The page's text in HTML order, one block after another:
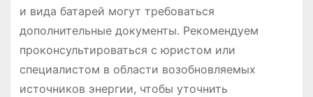
и вида батарей могут требоваться
дополнительные документы․ Рекомендуем
проконсультироваться с юристом или
специалистом в области возобновляемых
источников энергии, чтобы уточнить